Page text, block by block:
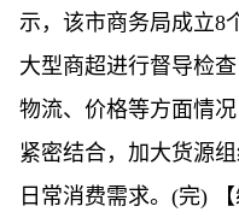
示，该市商务局成立8
大型商超进行督导检
物流、价格等方面情
紧密结合，加大货源
日常消费需求。(完)